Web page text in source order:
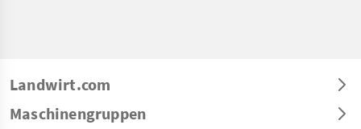
Landwirt.com
Maschinengruppen